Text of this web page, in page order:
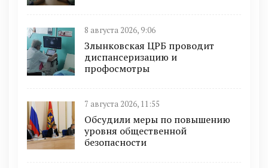
8 августа 2026, 9:06
Злынковская ЦРБ проводит
диспансеризацию и
профосмотры
7 августа 2026, 11:55
Обсудили меры по повышению
уровня общественной
безопасности